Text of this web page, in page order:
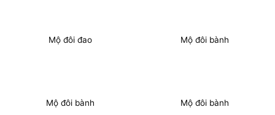
Mộ đôi đao Mộ đôi bành
Mộ đôi bành Mộ đôi bành